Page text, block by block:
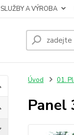
SLUŽBY A VÝROBA
Úvod 01.
Panel